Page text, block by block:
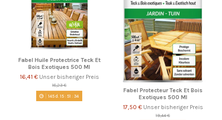
Fabel Huile Protectrice Teck Et
Bois Exotiques 500 Ml
16,41 € Unser bisheriger Preis
18,23 €
145d. 15:51 :33
Fabel Protecteur Teck Et Bois
Exotiques 500 Ml
17,50 € Unser bisheriger Preis
19,44 €